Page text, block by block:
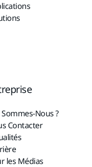
Nous ?
Contacter
les Médias